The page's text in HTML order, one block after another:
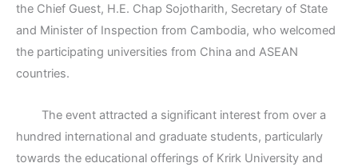
the Chief Guest, H.E. Chap Sojotharith, Secretary of State
and Minister of Inspection from Cambodia, who welcomed
the participating universities from China and ASEAN
countries.
The event attracted a significant interest from over a
hundred international and graduate students, particularly
towards the educational offerings of Krirk University and